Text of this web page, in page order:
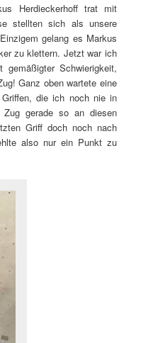
Herdieckerhoff trat mit
stellten sich als unsere
gelang es Markus
zu klettern. Jetzt war ich
Schwierigkeit,
Ganz oben wartete eine
die ich noch nie in
gerade so an diesen
Griff doch noch nach
also nur ein Punkt zu